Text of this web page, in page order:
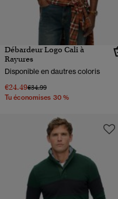
Débardeur Logo Cali à
Rayures
Disponible en dautres coloris
€24.49Prix réduit de
€34.99à
Tu économises 30 %